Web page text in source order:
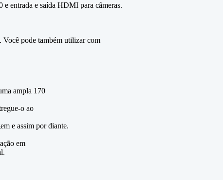
entrada e saída HDMI para câmeras.
Você pode também utilizar com
ampla 170
o ao
e assim por diante.
em